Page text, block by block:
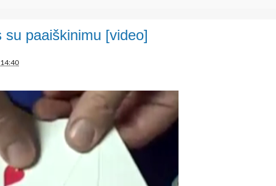
su paaiškinimu [video]